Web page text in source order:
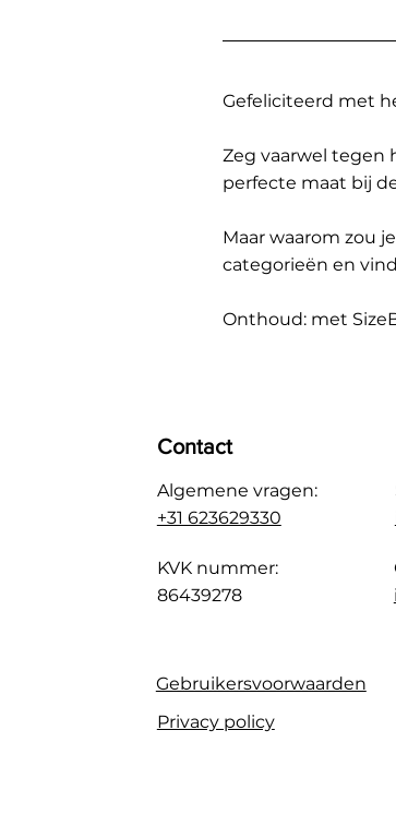
Gefeliciteerd met
Zeg vaarwel tegen
perfecte maat bij
Maar waarom zou
categorieën en
Onthoud: met
Contact
Algemene vragen:
+31 623629330
KVK nummer:
86439278
Gebruikersvoorwaarden
Privacy policy